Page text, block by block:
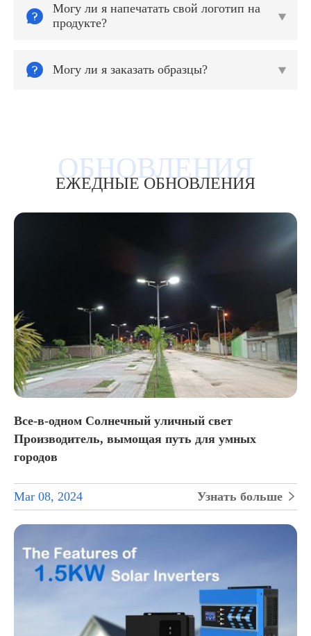

Могу ли я напечатать свой логотип на
продукте?

 Могу ли я заказать образцы? 
ЕЖЕДНЫЕ ОБНОВЛЕНИЯ
Все-в-одном Солнечный уличный свет
Производитель, вымощая путь для умных
городов
Mar 08, 2024 Узнать больше 